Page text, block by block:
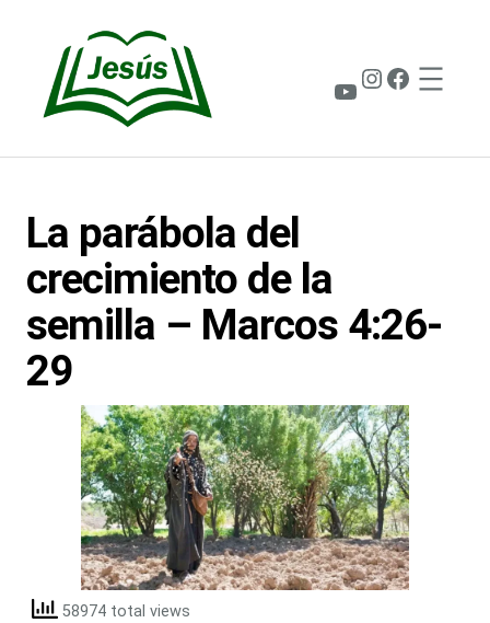
contenido
Instagram
YouTube
La parábola del
crecimiento de la
semilla – Marcos 4:26-
29
58974 total views